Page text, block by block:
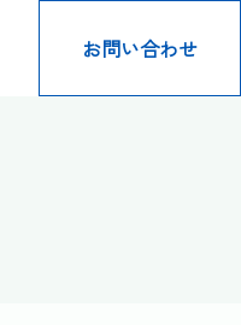
お問い合わせ